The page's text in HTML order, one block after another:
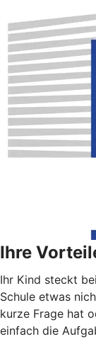
Ihre
Ihr Kind steckt
Schule etwas
kurze Frage hat
einfach die